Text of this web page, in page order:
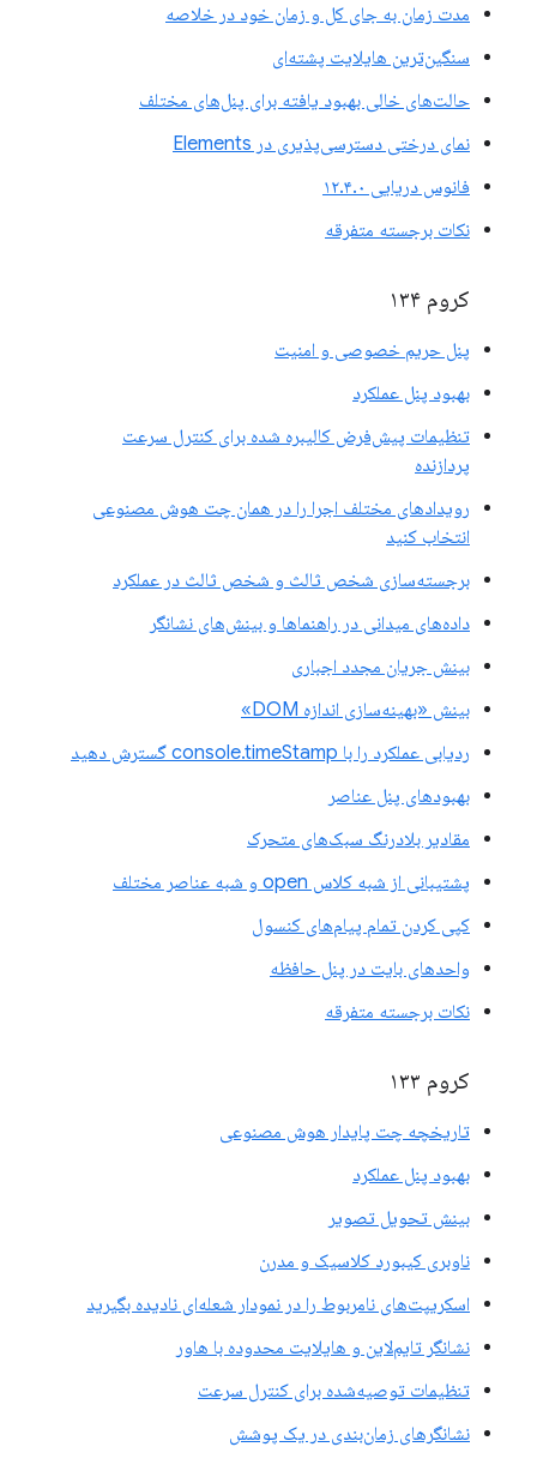
مدت زمان به جای کل و زمان خود در خلاصه
سنگین‌ترین هایلایت پشته‌ای
حالت‌های خالی بهبود یافته برای پنل‌های مختلف
نمای درختی دسترسی‌پذیری در Elements
فانوس دریایی ۱۲.۴.۰
نکات برجسته متفرقه
کروم ۱۳۴
پنل حریم خصوصی و امنیت
بهبود پنل عملکرد
تنظیمات پیش‌فرض کالیبره شده برای کنترل سرعت
پردازنده
رویدادهای مختلف اجرا را در همان چت هوش مصنوعی
انتخاب کنید
برجسته‌سازی شخص ثالث و شخص ثالث در عملکرد
داده‌های میدانی در راهنماها و بینش‌های نشانگر
بینش جریان مجدد اجباری
بینش «بهینه‌سازی اندازه DOM»
ردیابی عملکرد را با console.timeStamp گسترش دهید
بهبودهای پنل عناصر
مقادیر بلادرنگ سبک‌های متحرک
پشتیبانی از شبه کلاس open و شبه عناصر مختلف
کپی کردن تمام پیام‌های کنسول
واحدهای بایت در پنل حافظه
نکات برجسته متفرقه
کروم ۱۳۳
تاریخچه چت پایدار هوش مصنوعی
بهبود پنل عملکرد
بینش تحویل تصویر
ناوبری کیبورد کلاسیک و مدرن
اسکریپت‌های نامربوط را در نمودار شعله‌ای نادیده بگیرید
نشانگر تایم‌لاین و هایلایت محدوده با هاور
تنظیمات توصیه‌شده برای کنترل سرعت
نشانگرهای زمان‌بندی در یک پوشش